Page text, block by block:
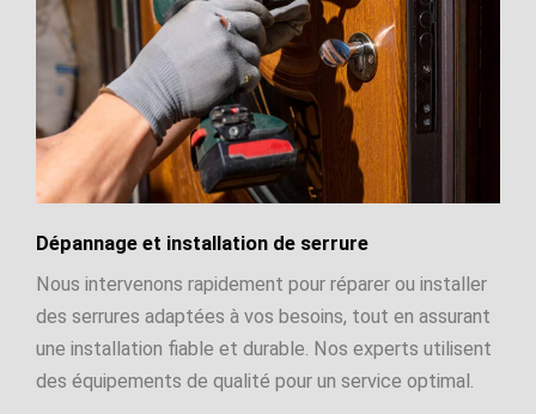
Dépannage et installation de serrure
Nous intervenons rapidement pour réparer ou installer
des serrures adaptées à vos besoins, tout en assurant
une installation fiable et durable. Nos experts utilisent
des équipements de qualité pour un service optimal.